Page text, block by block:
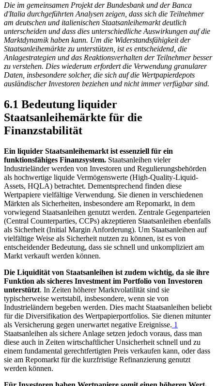
Die im gemeinsamen Projekt der Bundesbank und der Banca
d'Italia durchgeführten Analysen zeigen, dass sich die Teilnehmer
am deutschen und italienischen Staatsanleihemarkt deutlich
unterscheiden und dass dies unterschiedliche Auswirkungen auf die
Marktdynamik haben kann. Um die Widerstandsfähigkeit der
Staatsanleihemärkte zu unterstützen, ist es entscheidend, die
Anlagestrategien und das Reaktionsverhalten der Teilnehmer besser
zu verstehen. Dies wiederum erfordert die Verwendung granularer
Daten, insbesondere solcher, die sich auf die Wertpapierdepots
ausländischer Investoren beziehen und nicht immer verfügbar sind.
6.1 Bedeutung liquider
Staatsanleihemärkte für die
Finanzstabilität
Ein liquider Staatsanleihemarkt ist essenziell für ein
funktionsfähiges Finanzsystem. Staatsanleihen vieler
Industrieländer werden von Investoren und Regulierungsbehörden
als hochwertige liquide Vermögenswerte (High-Quality-Liquid-
Assets, HQLA) betrachtet. Dementsprechend finden diese
Wertpapiere vielfältige Verwendung. Sie dienen in verschiedenen
Märkten als Sicherheiten, insbesondere am Repomarkt, in dem
vorwiegend Staatsanleihen genutzt werden. Zentrale Gegenparteien
(Central Counterparties, CCPs) akzeptieren Staatsanleihen ebenfalls
als Sicherheit (Initial Margin Anforderung). Um Staatsanleihen auf
vielfältige Weise als Sicherheit nutzen zu können, ist es von
entscheidender Bedeutung, dass sie schnell und unkompliziert am
Markt verkauft werden können.
Die Liquidität von Staatsanleihen ist zudem wichtig, da sie ihre
Funktion als sicheres Investment im Portfolio von Investoren
unterstützt. In Zeiten höherer Marktvolatilität sind sie
typischerweise wertstabil, insbesondere, wenn sie von
Industrieländern begeben werden. Dies macht Staatsanleihen beliebt
für die Diversifikation des Wertpapierportfolios. Sie dienen mitunter
als Versicherung gegen unerwartet negative Ereignisse. 1
Staatsanleihen als sichere Anlage setzen jedoch voraus, dass man
diese auch in Zeiten wirtschaftlicher Unsicherheit schnell und zu
einem fundamental gerechtfertigten Preis verkaufen kann, oder dass
sie am Repomarkt für die kurzfristige Refinanzierung genutzt
werden können.